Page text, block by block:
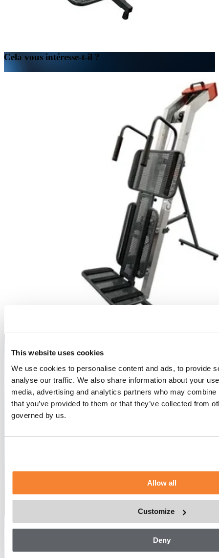
This website uses cookies
We use cookies to personalise content and ads, to provide
analyse our traffic. We also share information about your
media, advertising and analytics partners who may
that you’ve provided to them or that they’ve collected from
governed by us.
Allow all
Customize
Deny
Cela vous intéresse-t-il ?
CAMAC 100
Applications
Installation de panneaux solaires ou travaux de toiture sur des
bâtiments de faible hauteur.
Size:
Capacity: 100-100 kg
Speed:
24 m/min
E-mail*
Numéro de téléphone*
Nom de l'entreprise*